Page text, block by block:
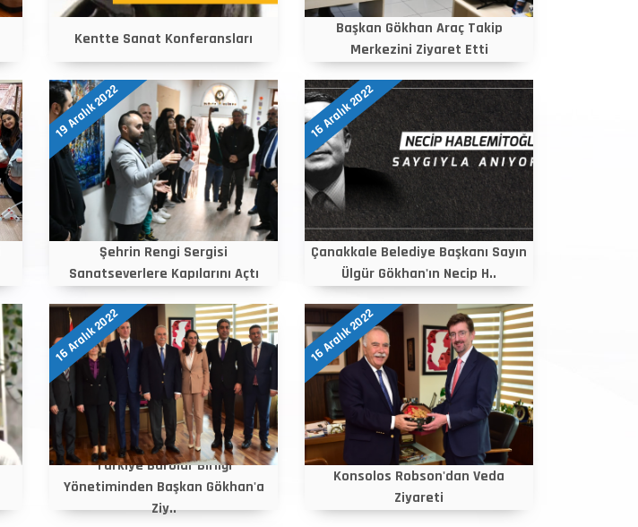
Kentte Sanat Konferansları
Başkan Gökhan Araç Takip
Merkezini Ziyaret Etti
19 Aralık 2022
Şehrin Rengi Sergisi
Sanatseverlere Kapılarını Açtı
16 Aralık 2022
Çanakkale Belediye Başkanı Sayın
Ülgür Gökhan'ın Necip H..
16 Aralık 2022
Türkiye Barolar Birliği
Yönetiminden Başkan Gökhan'a
Ziy..
16 Aralık 2022
Konsolos Robson'dan Veda
Ziyareti